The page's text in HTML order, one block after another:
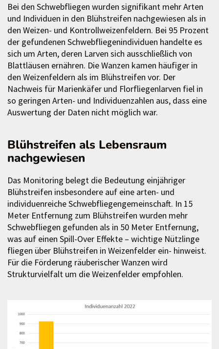
Bei den Schwebfliegen wurden signifikant mehr Arten
und Individuen in den Blühstreifen nachgewiesen als in
den Weizen- und Kontrollweizenfeldern. Bei 95 Prozent
der gefundenen Schwebfliegenindividuen handelte es
sich um Arten, deren Larven sich ausschließlich von
Blattläusen ernähren. Die Wanzen kamen häufiger in
den Weizenfeldern als im Blühstreifen vor. Der
Nachweis für Marienkäfer und Florfliegenlarven fiel in
so geringen Arten- und Individuenzahlen aus, dass eine
Auswertung der Daten nicht möglich war.
Blühstreifen als Lebensraum
nachgewiesen
Das Monitoring belegt die Bedeutung einjähriger
Blühstreifen insbesondere auf eine arten- und
individuenreiche Schwebfliegengemeinschaft. In 15
Meter Entfernung zum Blühstreifen wurden mehr
Schwebfliegen gefunden als in 50 Meter Entfernung,
was auf einen Spill-Over Effekte – wichtige Nützlinge
fliegen über Blühstreifen in Weizenfelder ein- hinweist.
Für die Förderung räuberischer Wanzen wird
Strukturvielfalt um die Weizenfelder empfohlen.